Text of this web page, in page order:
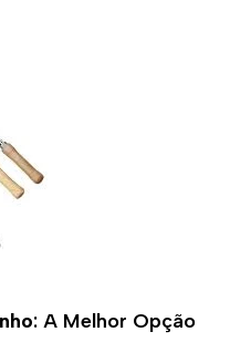
: A Melhor Opção